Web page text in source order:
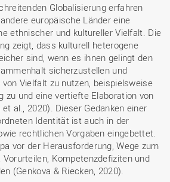
Globalisierung erfahren
europäische Länder eine
ethnischer und kultureller Vielfalt. Die
zeigt, dass kulturell heterogene
sind, wenn es ihnen gelingt den
sicherzustellen und
Vielfalt zu nutzen, beispielsweise
zu und eine vertiefte Elaboration von
al., 2020). Dieser Gedanken einer
Identität ist auch in der
rechtlichen Vorgaben eingebettet.
vor der Herausforderung, Wege zum
Kompetenzdefiziten und
(Genkova & Riecken, 2020).